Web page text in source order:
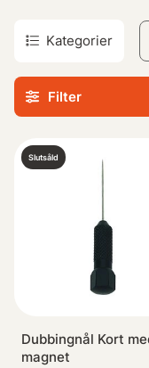
Kategorier
Filter
Slutsåld
Dubbingnål Kort
magnet